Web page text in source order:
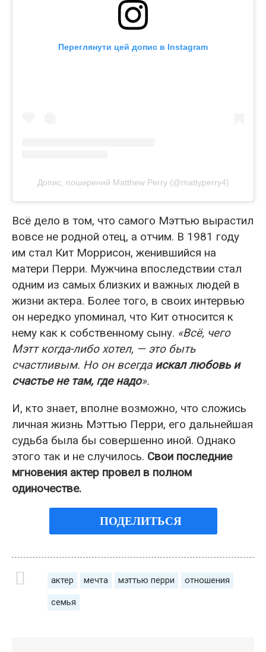
Переглянути цей допис в Instagram
Допис, поширений Matthew Perry (@mattyperry4)
Всё дело в том, что самого Мэттью вырастил
вовсе не родной отец, а отчим. В 1981 году
им стал Кит Моррисон, женившийся на
матери Перри. Мужчина впоследствии стал
одним из самых близких и важных людей в
жизни актера. Более того, в своих интервью
он нередко упоминал, что Кит относится к
нему как к собственному сыну. «Всё, чего
Мэтт когда-либо хотел, — это быть
счастливым. Но он всегда искал любовь и
счастье не там, где надо».
И, кто знает, вполне возможно, что сложись
личная жизнь Мэттью Перри, его дальнейшая
судьба была бы совершенно иной. Однако
этого так и не случилось. Свои последние
мгновения актер провел в полном
одиночестве.
ПОДЕЛИТЬСЯ
актер мечта мэттью перри отношения
семья